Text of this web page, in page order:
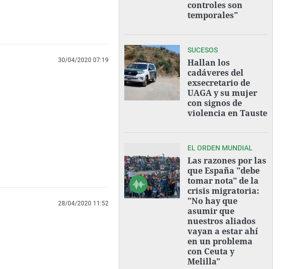
30/04/2020 07:19
28/04/2020 11:52
controles son
temporales"
SUCESOS
Hallan los
cadáveres del
exsecretario de
UAGA y su mujer
con signos de
violencia en Tauste
EL ORDEN MUNDIAL
Las razones por las
que España "debe
tomar nota" de la
crisis migratoria:
"No hay que
asumir que
nuestros aliados
vayan a estar ahí
en un problema
con Ceuta y
Melilla"